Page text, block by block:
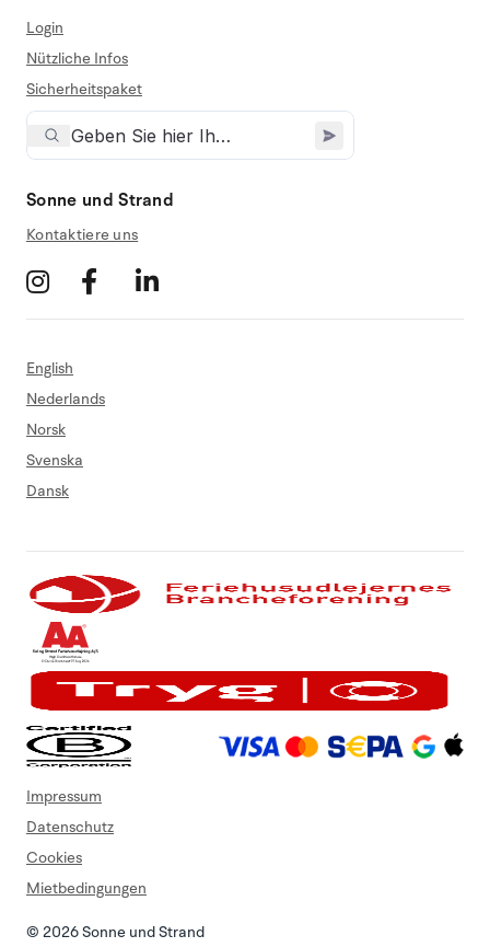
Login
Nützliche Infos
Sicherheitspaket
Sonne und Strand
Kontaktiere uns
English
Nederlands
Norsk
Svenska
Dansk
© 2026 Sonne und Strand
Impressum
Datenschutz
Cookies
Mietbedingungen